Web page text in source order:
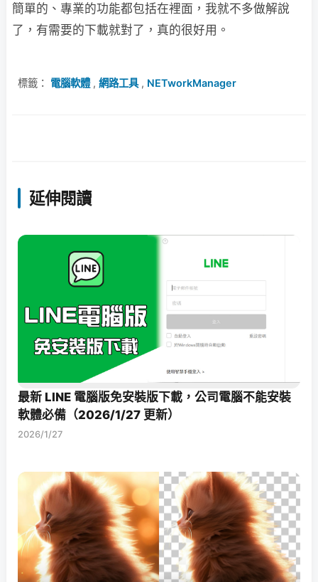
簡單的、專業的功能都包括在裡面，我就不多做解說
了，有需要的下載就對了，真的很好用。
標籤： 電腦軟體, 網路工具, NETworkManager
延伸閱讀
最新 LINE 電腦版免安裝版下載，公司電腦不能安裝
軟體必備（2026/1/27 更新）
2026/1/27